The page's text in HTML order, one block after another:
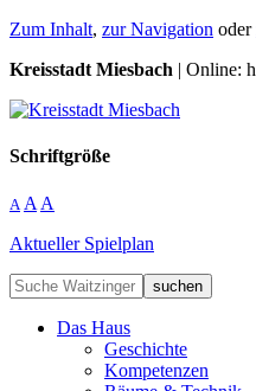
Zum Inhalt, zur Navigation oder
Kreisstadt Miesbach | Online:
Schriftgröße
A A A
Aktueller Spielplan
suchen
Das Haus
Geschichte
Kompetenzen